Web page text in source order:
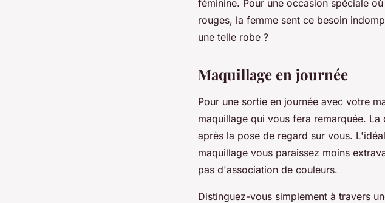
féminine. Pour une occasion spéciale
rouges, la femme sent ce besoin
une telle robe ?
Maquillage en journée
Pour une sortie en journée avec votre
maquillage qui vous fera remarquée.
après la pose de regard sur vous.
maquillage vous paraissez moins
pas d'association de couleurs.
Distinguez-vous simplement à travers